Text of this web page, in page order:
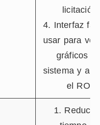
licitación
4. Interfaz
usar para
gráficos
sistema y
el ROI
1. Reduce